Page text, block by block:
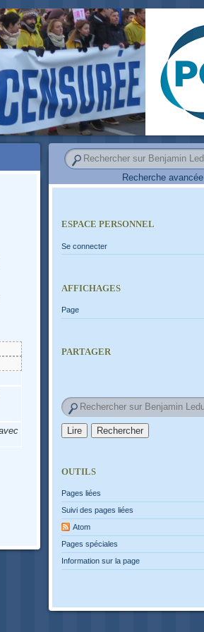
Recherche avancée
ESPACE PERSONNEL
Se connecter
AFFICHAGES
Page
PARTAGER
OUTILS
Pages liées
Suivi des pages liées
Atom
Pages spéciales
Information sur la page